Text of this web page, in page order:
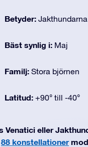
Betyder: Jakthundarna
Bäst synlig i: Maj
Familj: Stora björnen
Latitud: +90° till -40°
Venatici eller
88 konstellationer